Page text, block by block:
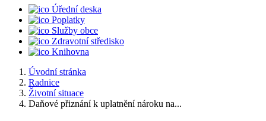
Úřední deska
Poplatky
Služby obce
Zdravotní středisko
Knihovna
Úvodní stránka
Radnice
Životní situace
Daňové přiznání k uplatnění nároku na...